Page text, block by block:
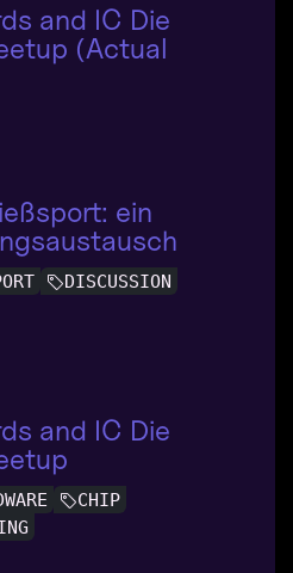
and IC Die
(Actual
ein
DISCUSSION
and IC Die
CHIP